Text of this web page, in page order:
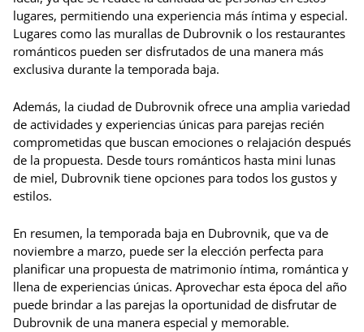
lugares, permitiendo una experiencia más íntima y especial.
Lugares como las murallas de Dubrovnik o los restaurantes
románticos pueden ser disfrutados de una manera más
exclusiva durante la temporada baja.
Además, la ciudad de Dubrovnik ofrece una amplia variedad
de actividades y experiencias únicas para parejas recién
comprometidas que buscan emociones o relajación después
de la propuesta. Desde tours románticos hasta mini lunas
de miel, Dubrovnik tiene opciones para todos los gustos y
estilos.
En resumen, la temporada baja en Dubrovnik, que va de
noviembre a marzo, puede ser la elección perfecta para
planificar una propuesta de matrimonio íntima, romántica y
llena de experiencias únicas. Aprovechar esta época del año
puede brindar a las parejas la oportunidad de disfrutar de
Dubrovnik de una manera especial y memorable.